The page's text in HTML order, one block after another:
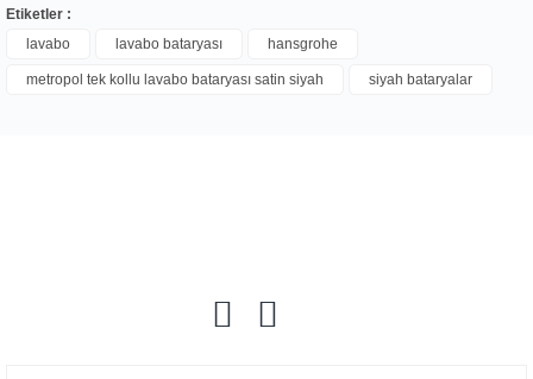
Bu ürüne ilk yorumu siz yapın!
Etiketler :
lavabo
lavabo bataryası hansgrohe
metropol tek kollu lavabo bataryası satin siyah siyah bataryalar